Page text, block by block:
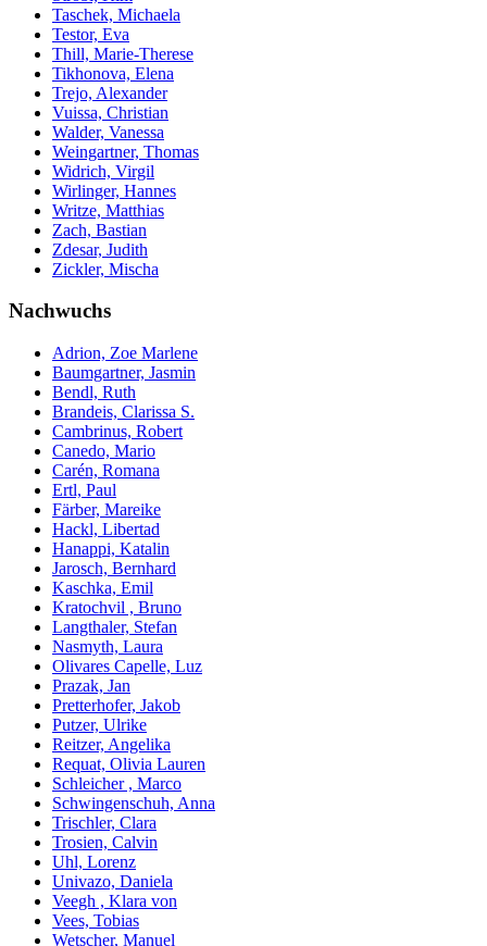
Taschek, Michaela
Testor, Eva
Thill, Marie-Therese
Tikhonova, Elena
Trejo, Alexander
Vuissa, Christian
Walder, Vanessa
Weingartner, Thomas
Widrich, Virgil
Wirlinger, Hannes
Writze, Matthias
Zach, Bastian
Zdesar, Judith
Zickler, Mischa
Nachwuchs
Adrion, Zoe Marlene
Baumgartner, Jasmin
Bendl, Ruth
Brandeis, Clarissa S.
Cambrinus, Robert
Canedo, Mario
Carén, Romana
Ertl, Paul
Färber, Mareike
Hackl, Libertad
Hanappi, Katalin
Jarosch, Bernhard
Kaschka, Emil
Kratochvil , Bruno
Langthaler, Stefan
Nasmyth, Laura
Olivares Capelle, Luz
Prazak, Jan
Pretterhofer, Jakob
Putzer, Ulrike
Reitzer, Angelika
Requat, Olivia Lauren
Schleicher , Marco
Schwingenschuh, Anna
Trischler, Clara
Trosien, Calvin
Uhl, Lorenz
Univazo, Daniela
Veegh , Klara von
Vees, Tobias
Wetscher, Manuel